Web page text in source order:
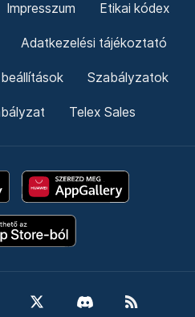
Impresszum Etikai kódex
Adatkezelési tájékoztató
Szabályzatok
Telex Sales